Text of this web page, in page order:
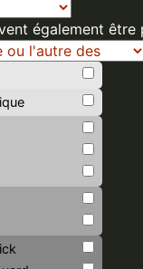
également